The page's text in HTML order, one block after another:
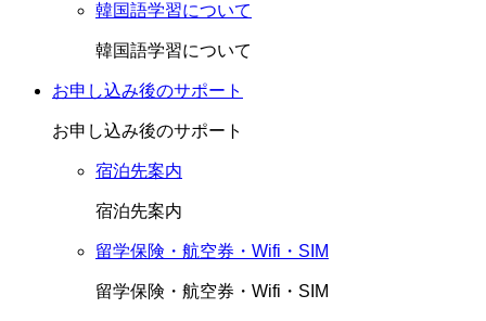
韓国語学習について
韓国語学習について
お申し込み後のサポート
お申し込み後のサポート
宿泊先案内
宿泊先案内
留学保険・航空券・Wifi・SIM
留学保険・航空券・Wifi・SIM